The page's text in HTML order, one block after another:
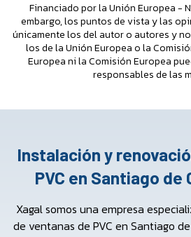
Financiado por la Unión Europea -
embargo, los puntos de vista y las
únicamente los del autor o autores y
los de la Unión Europea o la
Europea ni la Comisión Europea
responsables de las
Instalación y
PVC en Santiago de
Xagal somos una empresa
de ventanas de PVC en Santiago